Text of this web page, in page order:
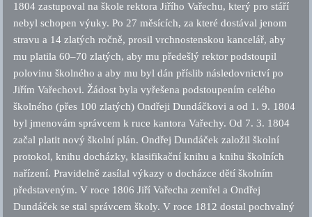
1804 zastupoval na škole rektora Jiřího Vařechu, který pro stáří
nebyl schopen výuky. Po 27 měsících, za které dostával jenom
stravu a 14 zlatých ročně, prosil vrchnostenskou kancelář, aby
mu platila 60–70 zlatých, aby mu předešlý rektor podstoupil
polovinu školného a aby mu byl dán příslib následovnictví po
Jiřím Vařechovi. Žádost byla vyřešena podstoupením celého
školného (přes 100 zlatých) Ondřeji Dundáčkovi a od 1. 9. 1804
byl jmenovám správcem k ruce kantora Vařechy. Od 7. 3. 1804
začal platit nový školní plán. Ondřej Dundáček založil školní
protokol, knihu docházky, klasifikační knihu a knihu školních
nařízení. Pravidelně zasílal výkazy o docházce dětí školním
představeným. V roce 1806 Jiří Vařecha zemřel a Ondřej
Dundáček se stal správcem školy. V roce 1812 dostal pochvalný